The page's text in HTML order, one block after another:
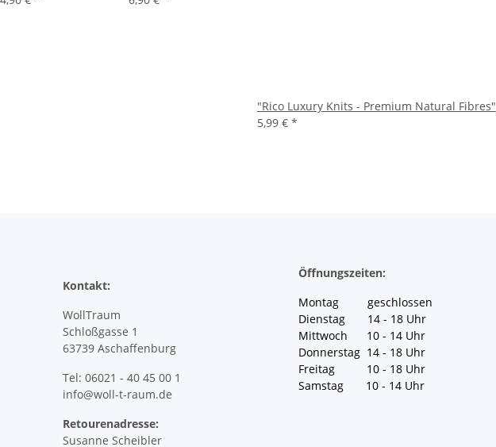
"Rico Luxury Knits - Premium Natural Fibres"
5,99 € *
Kontakt:
WollTraum
Schloßgasse 1
63739 Aschaffenburg
Tel: 06021 - 40 45 00 1
info@woll-t-raum.de
Retourenadresse:
Susanne Scheibler
Öffnungszeiten:
Montag geschlossen
Dienstag 14 - 18 Uhr
Mittwoch 10 - 14 Uhr
Donnerstag 14 - 18 Uhr
Freitag 10 - 18 Uhr
Samstag 10 - 14 Uhr